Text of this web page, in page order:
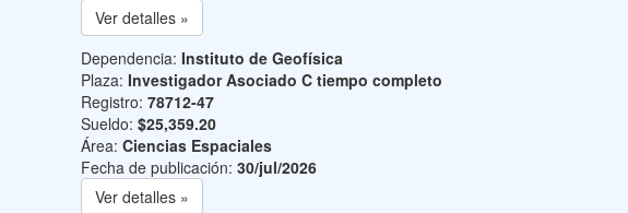
Ver detalles »
Dependencia: Instituto de Geofísica
Plaza: Investigador Asociado C tiempo completo
Registro: 78712-47
Sueldo: $25,359.20
Área: Ciencias Espaciales
Fecha de publicación: 30/jul/2026
Ver detalles »